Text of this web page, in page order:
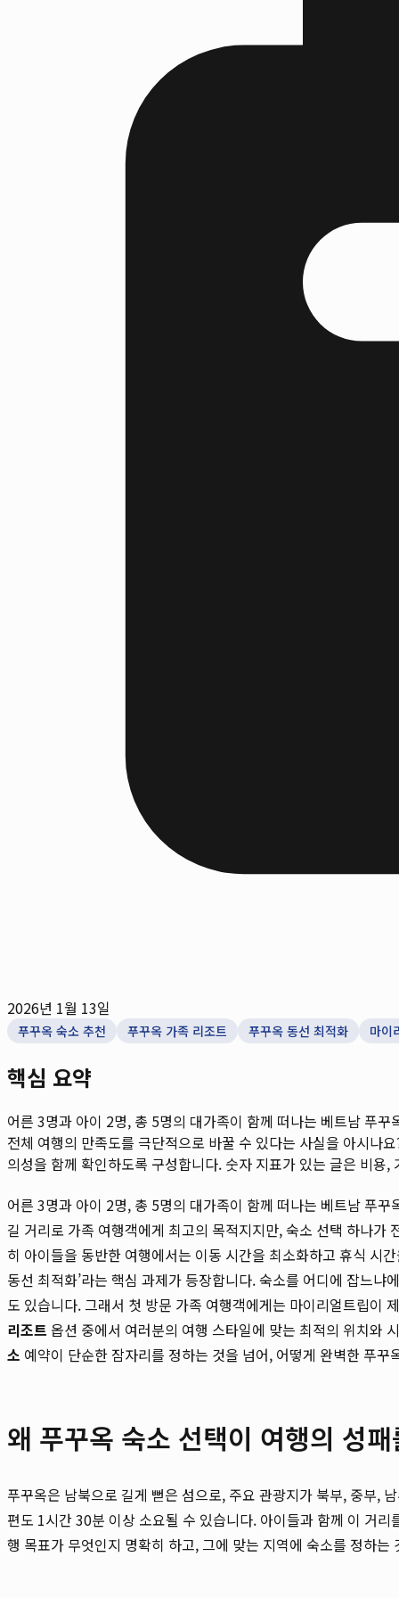
2026년 1월 13일
푸꾸옥 숙소 추천 푸꾸옥 가족 리조트 푸꾸옥 동선 최적화 마이
핵심 요약
어른 3명과 아이 2명, 총 5명의 대가족이 함께 떠나는 베트남 푸
전체 여행의 만족도를 극단적으로 바꿀 수 있다는 사실을 아시나
의성을 함께 확인하도록 구성합니다. 숫자 지표가 있는 글은 비용
어른 3명과 아이 2명, 총 5명의 대가족이 함께 떠나는 베트남 푸
길 거리로 가족 여행객에게 최고의 목적지지만, 숙소 선택 하나
히 아이들을 동반한 여행에서는 이동 시간을 최소화하고 휴식 시
동선 최적화’라는 핵심 과제가 등장합니다. 숙소를 어디에 잡느
도 있습니다. 그래서 첫 방문 가족 여행객에게는 마이리얼트립이
리조트 옵션 중에서 여러분의 여행 스타일에 맞는 최적의 위치와
소 예약이 단순한 잠자리를 정하는 것을 넘어, 어떻게 완벽한 푸
왜 푸꾸옥 숙소 선택이 여행의 성
푸꾸옥은 남북으로 길게 뻗은 섬으로, 주요 관광지가 북부, 중부,
편도 1시간 30분 이상 소요될 수 있습니다. 아이들과 함께 이 거
행 목표가 무엇인지 명확히 하고, 그에 맞는 지역에 숙소를 정하는